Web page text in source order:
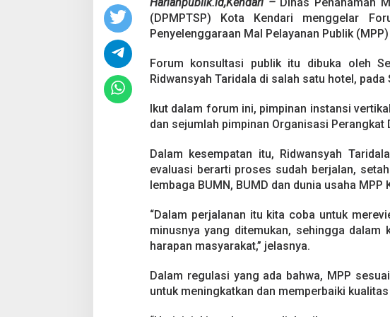
n
a
e
a
y
a
n
u
l
i
k
(DPMPTSP) Kota Kendari menggelar
Penyelenggaraan Mal Pelayanan Publik
Forum konsultasi publik itu dibuka oleh
Ridwansyah Taridala di salah satu hotel, pada
Ikut dalam forum ini, pimpinan instansi
dan sejumlah pimpinan Organisasi Perangkat
Dalam kesempatan itu, Ridwansyah
evaluasi berarti proses sudah berjalan,
lembaga BUMN, BUMD dan dunia usaha MPP
“Dalam perjalanan itu kita coba untuk
minusnya yang ditemukan, sehingga
harapan masyarakat,” jelasnya.
Dalam regulasi yang ada bahwa, MPP
untuk meningkatkan dan memperbaiki
Pesta Pernikahan Berakhir
Mencekam, Mahasiswa Ditikam
Badik Usai Cekcok saat Pesta
Di Kriminal 29 Juni 2026